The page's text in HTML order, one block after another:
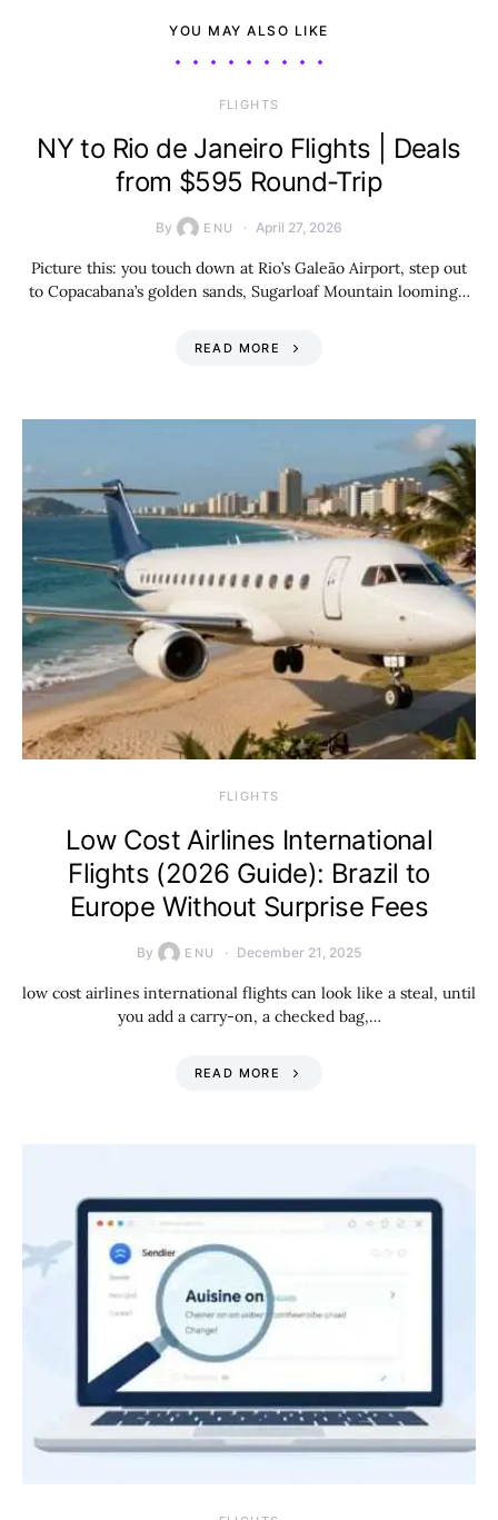
YOU MAY ALSO LIKE
​FLIGHTS
NY to Rio de Janeiro Flights | Deals
from $595 Round-Trip
By ENU April 27, 2026
Picture this: you touch down at Rio’s Galeão Airport, step out
to Copacabana’s golden sands, Sugarloaf Mountain looming…
READ MORE
​FLIGHTS
Low Cost Airlines International
Flights (2026 Guide): Brazil to
Europe Without Surprise Fees
By ENU December 21, 2025
low cost airlines international flights can look like a steal, until
you add a carry-on, a checked bag,…
READ MORE